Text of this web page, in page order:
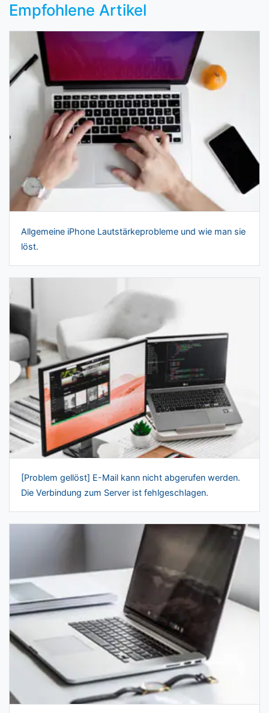
Empfohlene Artikel
Allgemeine iPhone Lautstärkeprobleme und wie man sie
löst.
[Problem gellöst] E-Mail kann nicht abgerufen werden.
Die Verbindung zum Server ist fehlgeschlagen.